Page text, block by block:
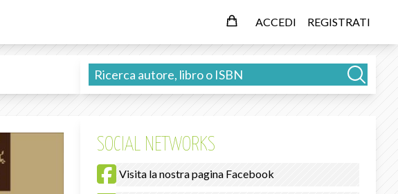
ACCEDI REGISTRATI
SOCIAL NETWORKS
Visita la nostra pagina Facebook